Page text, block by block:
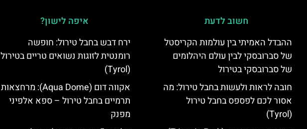
חשוב לדעת
ההבדל האמיתי בין עולמות הקריסטל
של סברובסקי לבין עולם היהלומים
של סברובסקי בטירול
חובה לראות ולעשות בחבל טירול: מה
אסור לכם לפספס בחבל טירול
(Tyrol)
איפה לישון?
ירח דבש בחבל טירול: חופשה
רומנטית לזוגות נשואים טריים בטירול
(Tyrol)
אקווה דום (Aqua Dome): מרחצאות
תרמיים בחבל טירול – ספא אלפיני
מפנק